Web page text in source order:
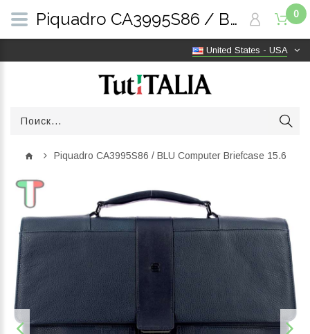
United States - USA
0
Piquadro CA3995S86 / BLU Computer Briefcase 15.6
Piquadro CA3995S86 / BLU Computer Briefcase 15.6 | TutITALIA